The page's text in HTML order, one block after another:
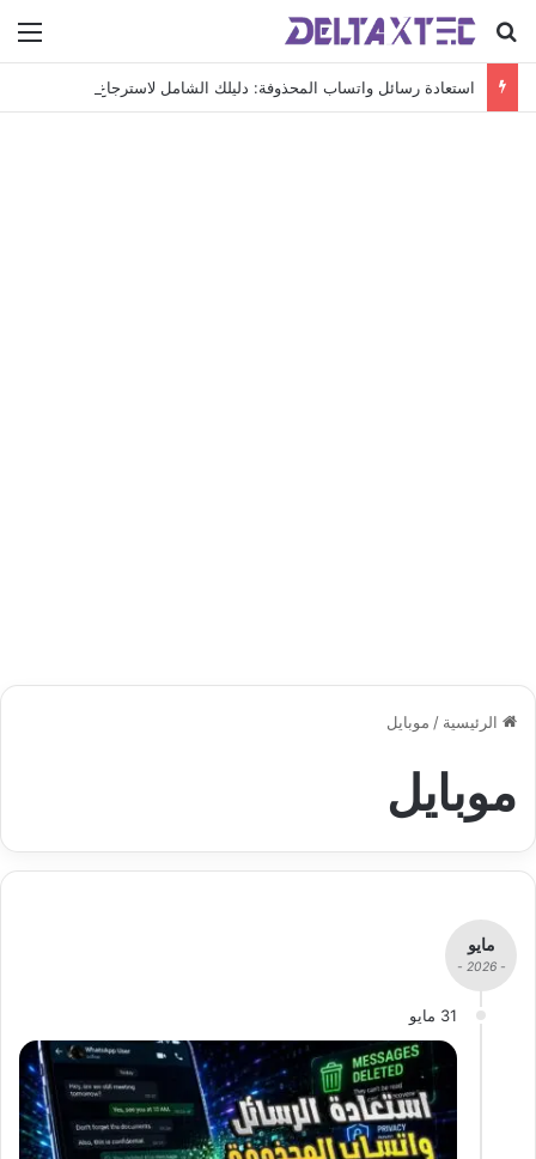
بحث عن
الرئيسية / موبايل
موبايل
مايو
- 2026 -
31 مايو